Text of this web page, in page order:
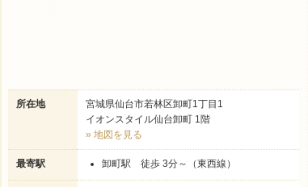
所在地
宮城県仙台市若林区卸町1丁目1
イオンスタイル仙台卸町 1階
» 地図を見る
最寄駅 卸町駅 徒歩 3分～（東西線）